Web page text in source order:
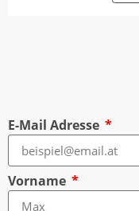
E-Mail Adresse
Vorname